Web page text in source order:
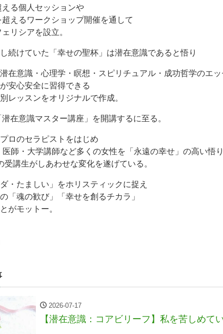
る個人セッションや
えるワークショップ開催を通して
リシアを設立。
続けていた「幸せの聖杯」は潜在意識であると悟り
在意識・心理学・瞑想・スピリチュアル・成功哲学のエ
安心安全に習得できる
レッスンをオリジナルで作成。
在意識マスター講座」を開講するに至る。
ロのセラピストをはじめ
医師・大学講師など多くの女性を「永遠の幸せ」の高い悟
受講生がしあわせな変化を遂げている。
ダ・たましい」をホリスティックに捉え
「魂の歓び」「幸せを創るチカラ」
がモットー。
2026-07-17
【潜在意識：コアビリーフ】私を苦しめ